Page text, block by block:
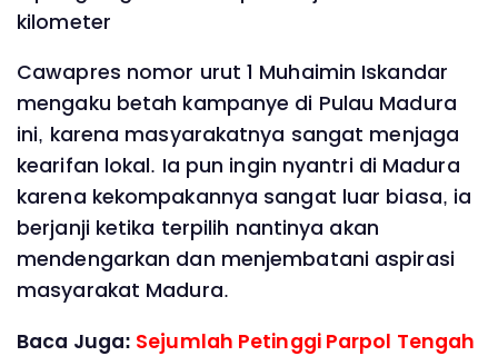
kilometer
Cawapres nomor urut 1 Muhaimin Iskandar
mengaku betah kampanye di Pulau Madura
ini, karena masyarakatnya sangat menjaga
kearifan lokal. Ia pun ingin nyantri di Madura
karena kekompakannya sangat luar biasa, ia
berjanji ketika terpilih nantinya akan
mendengarkan dan menjembatani aspirasi
masyarakat Madura.
Baca Juga: Sejumlah Petinggi Parpol Tengah